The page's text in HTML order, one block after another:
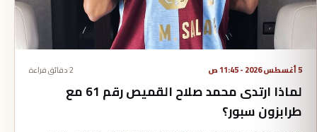
5 أغسطس 2026 - 11:45 ص 2 دقائق قراءة
لماذا ارتدى محمد صلاح القميص رقم 61 مع
طرابزون سبور؟